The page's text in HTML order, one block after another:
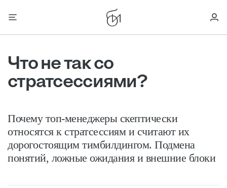
Что не так со
стратсессиями?
Почему топ-менеджеры скептически
относятся к стратсессиям и считают их
дорогостоящим тимбилдингом. Подмена
понятий, ложные ожидания и внешние блоки